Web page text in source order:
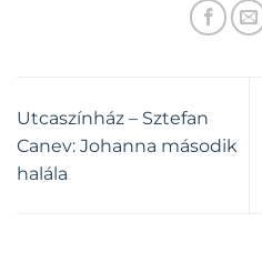
Utcaszínház – Sztefan
Canev: Johanna második
halála